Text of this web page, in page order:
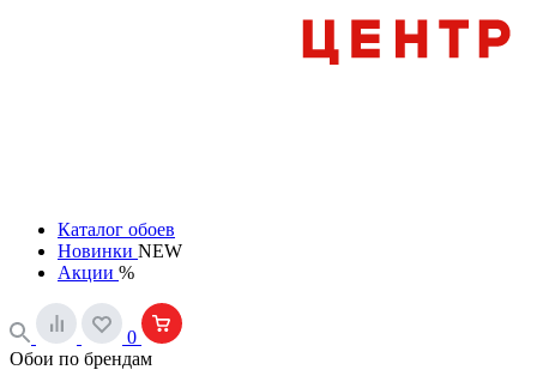
Каталог обоев
Новинки NEW
Акции %
0
Обои по брендам